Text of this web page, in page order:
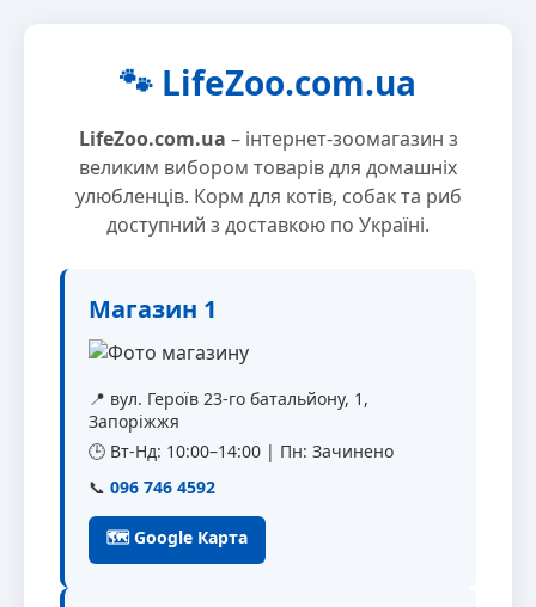
🐾 LifeZoo.com.ua
LifeZoo.com.ua – інтернет-зоомагазин з
великим вибором товарів для домашніх
улюбленців. Корм для котів, собак та риб
доступний з доставкою по Україні.
Магазин 1
📍 вул. Героїв 23-го батальйону, 1,
Запоріжжя
🕒 Вт-Нд: 10:00–14:00 | Пн: Зачинено
📞 096 746 4592
🗺 Google Карта